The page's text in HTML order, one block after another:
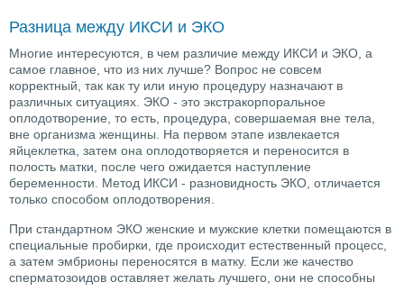
Разница между ИКСИ и ЭКО
Многие интересуются, в чем различие между ИКСИ и ЭКО, а
самое главное, что из них лучше? Вопрос не совсем
корректный, так как ту или иную процедуру назначают в
различных ситуациях. ЭКО - это экстракорпоральное
оплодотворение, то есть, процедура, совершаемая вне тела,
вне организма женщины. На первом этапе извлекается
яйцеклетка, затем она оплодотворяется и переносится в
полость матки, после чего ожидается наступление
беременности. Метод ИКСИ - разновидность ЭКО, отличается
только способом оплодотворения.
При стандартном ЭКО женские и мужские клетки помещаются в
специальные пробирки, где происходит естественный процесс,
а затем эмбрионы переносятся в матку. Если же качество
сперматозоидов оставляет желать лучшего, они не способны